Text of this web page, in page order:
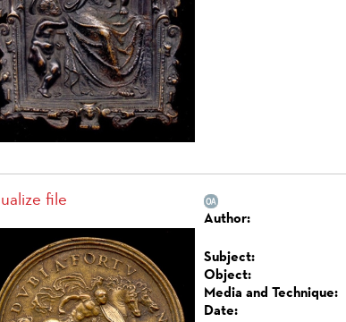
file
Author:
Subject:
Object:
Media and Technique:
Date: